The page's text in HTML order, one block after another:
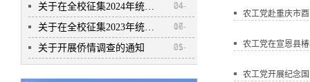
24
关于在全校征集2024年统战理... 04-
17
关于在全校征集2023年统战理... 06-
21
关于开展侨情调查的通知 05-
12
农工党赴重庆市
农工党在宣恩县
农工党开展纪念